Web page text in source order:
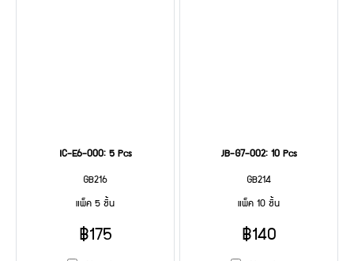
IC-E6-000: 5 Pcs
GB216
แพ็ค 5 ชิ้น
฿175
JB-G7-002: 10 Pcs
GB214
แพ็ค 10 ชิ้น
฿140